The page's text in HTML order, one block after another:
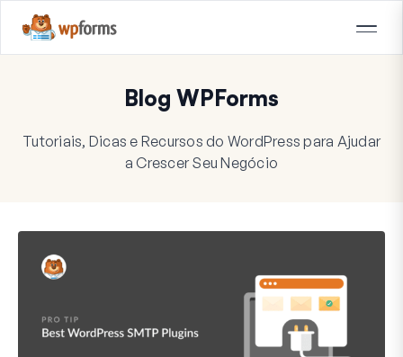
Blog WPForms
Tutoriais, Dicas e Recursos do WordPress para Ajudar
a Crescer Seu Negócio